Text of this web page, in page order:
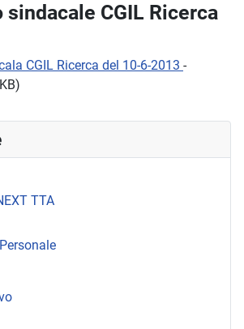
TTA
sindacale CGIL Ricerca
CGIL Ricerca del 10-6-2013 -